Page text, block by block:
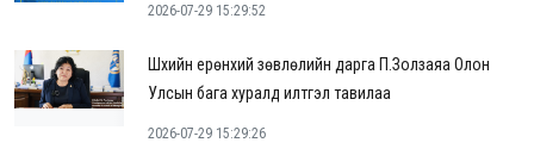
2026-07-29 15:29:52
Шүүхийн ерөнхий зөвлөлийн дарга П.Золзаяа Олон
Улсын бага хуралд илтгэл тавилаа
2026-07-29 15:29:26